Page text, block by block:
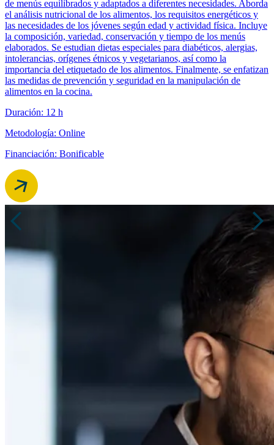
de menús equilibrados y adaptados a diferentes necesidades. Aborda
el análisis nutricional de los alimentos, los requisitos energéticos y
las necesidades de los jóvenes según edad y actividad física. Incluye
la composición, variedad, conservación y tiempo de los menús
elaborados. Se estudian dietas especiales para diabéticos, alergias,
intolerancias, orígenes étnicos y vegetarianos, así como la
importancia del etiquetado de los alimentos. Finalmente, se enfatizan
las medidas de prevención y seguridad en la manipulación de
alimentos en la cocina.
Duración: 12 h
Metodología: Online
Financiación: Bonificable